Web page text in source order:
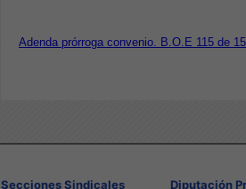
Adenda prórroga convenio. B.O.E 115 de
Secciones Sindicales Diputación